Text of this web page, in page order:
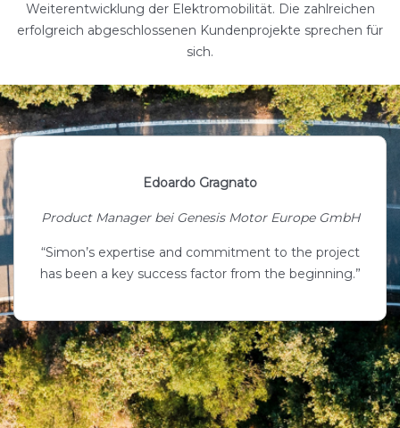
Weiterentwicklung der Elektromobilität. Die zahlreichen
erfolgreich abgeschlossenen Kundenprojekte sprechen für
sich.
Edoardo Gragnato
Product Manager bei Genesis Motor Europe GmbH
“Simon’s expertise and commitment to the project
has been a key success factor from the beginning.”